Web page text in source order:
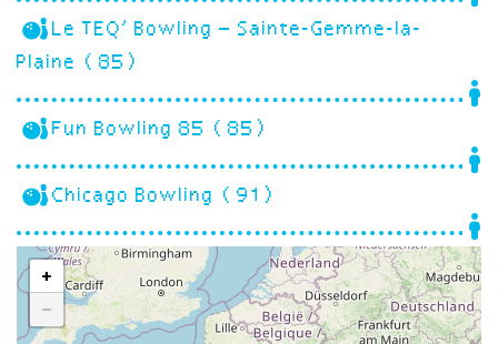
Le TEQ’ Bowling – Sainte-Gemme-la-
Plaine (85)
Fun Bowling 85 (85)
Chicago Bowling (91)
+
−